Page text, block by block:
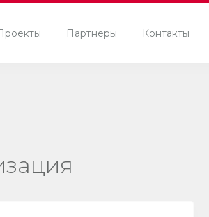
Партнеры Контакты